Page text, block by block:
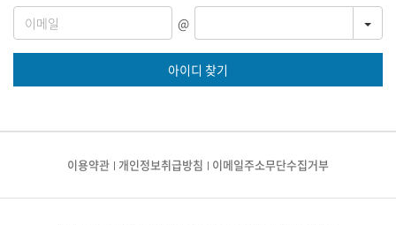
@
아이디 찾기
이용약관 개인정보취급방침 이메일주소무단수집거부